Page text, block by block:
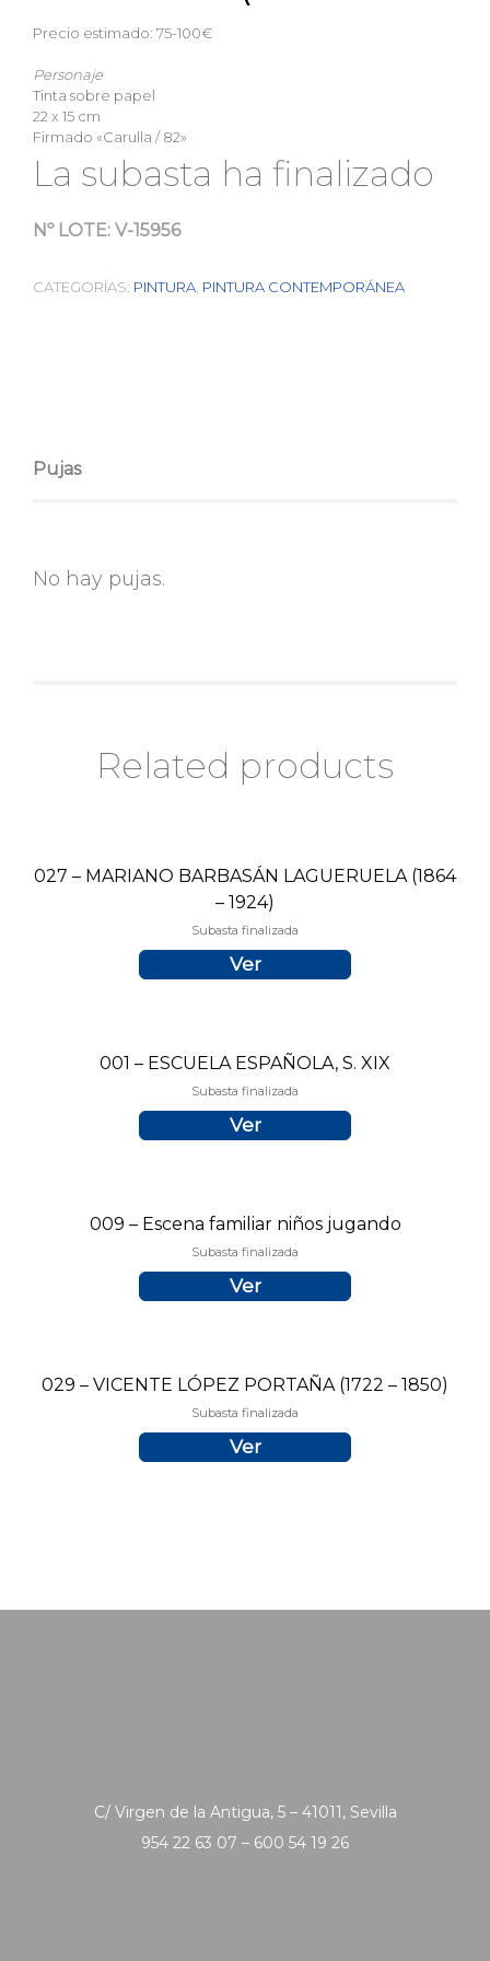
Precio estimado: 75-100€
Personaje
Tinta sobre papel
22 x 15 cm
Firmado «Carulla / 82»
La subasta ha finalizado
Nº LOTE: V-15956
CATEGORÍAS: PINTURA, PINTURA CONTEMPORÁNEA
Pujas
No hay pujas.
Related products
027 – MARIANO BARBASÁN LAGUERUELA (1864
– 1924)
Subasta finalizada
Ver
001 – ESCUELA ESPAÑOLA, S. XIX
Subasta finalizada
Ver
009 – Escena familiar niños jugando
Subasta finalizada
Ver
029 – VICENTE LÓPEZ PORTAÑA (1722 – 1850)
Subasta finalizada
Ver
C/ Virgen de la Antigua, 5 – 41011, Sevilla
954 22 63 07 – 600 54 19 26